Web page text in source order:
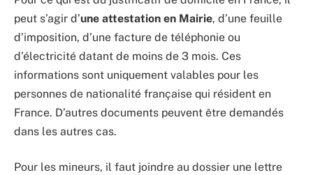
peut s’agir d’une attestation en Mairie, d’une feuille
d’imposition, d’une facture de téléphonie ou
d’électricité datant de moins de 3 mois. Ces
informations sont uniquement valables pour les
personnes de nationalité française qui résident en
France. D’autres documents peuvent être demandés
dans les autres cas.
Pour les mineurs, il faut joindre au dossier une lettre